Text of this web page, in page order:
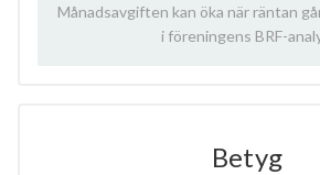
Månadsavgiften kan öka när räntan
i föreningens BRF-
Betyg